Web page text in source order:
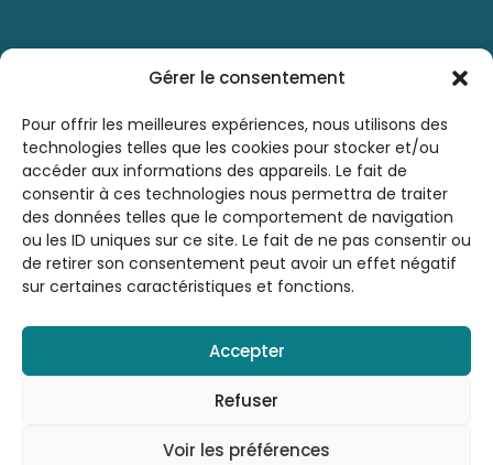
Gérer le consentement
Pour offrir les meilleures expériences, nous utilisons des
technologies telles que les cookies pour stocker et/ou
accéder aux informations des appareils. Le fait de
consentir à ces technologies nous permettra de traiter
des données telles que le comportement de navigation
ou les ID uniques sur ce site. Le fait de ne pas consentir ou
de retirer son consentement peut avoir un effet négatif
sur certaines caractéristiques et fonctions.
Accepter
Refuser
Voir les préférences
Contactez-nous
0476 21 76 46
sbsrinfo@gmail.com
© 2026 Société Belge de Sophrologie et de
Mentions légales